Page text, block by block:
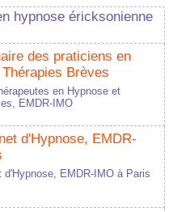
hypnose éricksonienne
des praticiens en
Brèves
en Hypnose et
EMDR-IMO
d'Hypnose, EMDR-
d'Hypnose, EMDR-IMO à Paris